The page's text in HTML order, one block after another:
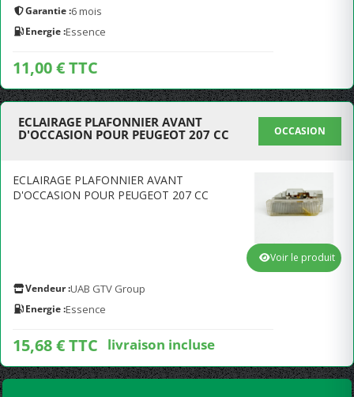
Garantie :6 mois
Energie :Essence
11,00 € TTC
ECLAIRAGE PLAFONNIER AVANT
D'OCCASION POUR PEUGEOT 207 CC
OCCASION
ECLAIRAGE PLAFONNIER AVANT
D'OCCASION POUR PEUGEOT 207 CC
Vendeur :UAB GTV Group
Energie :Essence
15,68 € TTC livraison incluse
Voir le produit